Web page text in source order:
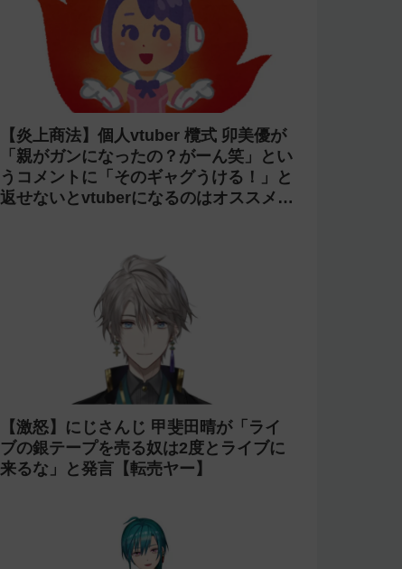
【光害】ホロライブ「桃鈴ねね」のライ
ブで改造ペンライトを使う迷惑客が話題
に→「さくらみこ」ライブで禁止に【法
的措置】
【失踪】ホロライブを卒業した がう
る・ぐらの転生先 sabaが配信をしなく
なって半年が経過